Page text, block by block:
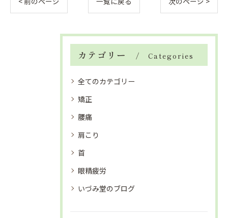
カテゴリー Categories
全てのカテゴリー
矯正
腰痛
肩こり
首
眼精疲労
いづみ堂のブログ